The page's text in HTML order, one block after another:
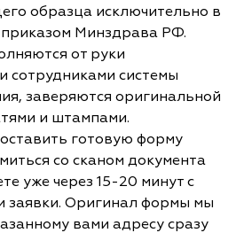
образца исключительно в
приказом Минздрава РФ.
от руки
сотрудниками системы
заверяются оригинальной
и штампами.
готовую форму
со сканом документа
уже через 15-20 минут с
заявки. Оригинал формы мы
вами адресу сразу